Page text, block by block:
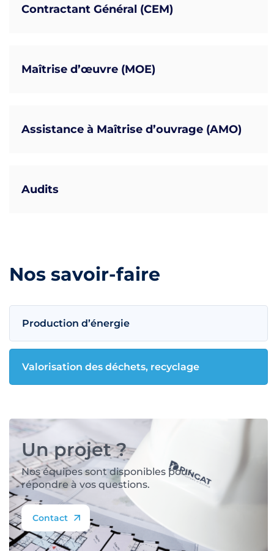
Contractant Général (CEM)
Maîtrise d’œuvre (MOE)
Assistance à Maîtrise d’ouvrage (AMO)
Audits
Nos savoir-faire
Production d’énergie
Valorisation des déchets, recyclage
Un projet ?
Nos équipes sont disponibles pour
répondre à vos questions.
Contact